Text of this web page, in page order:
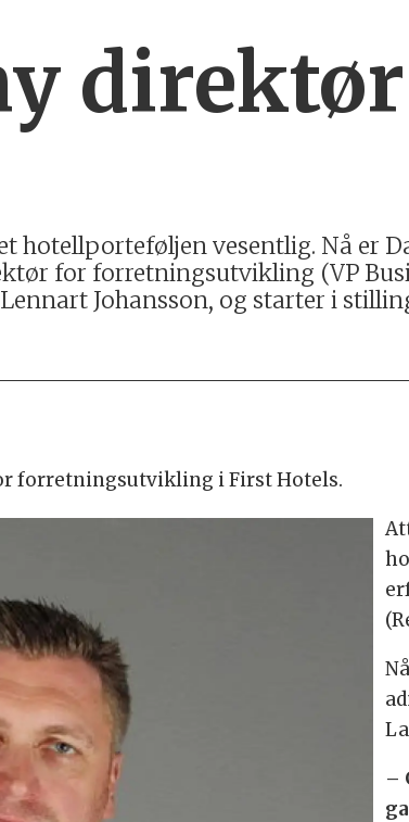
hotellporteføljen vesentlig. Nå er
for forretningsutvikling (VP
Johansson, og starter i
forretningsutvikling i First Hotels.
–